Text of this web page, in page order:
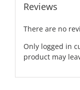
Reviews
There are no
Only logged in
product may